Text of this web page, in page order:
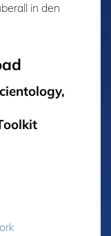
in den